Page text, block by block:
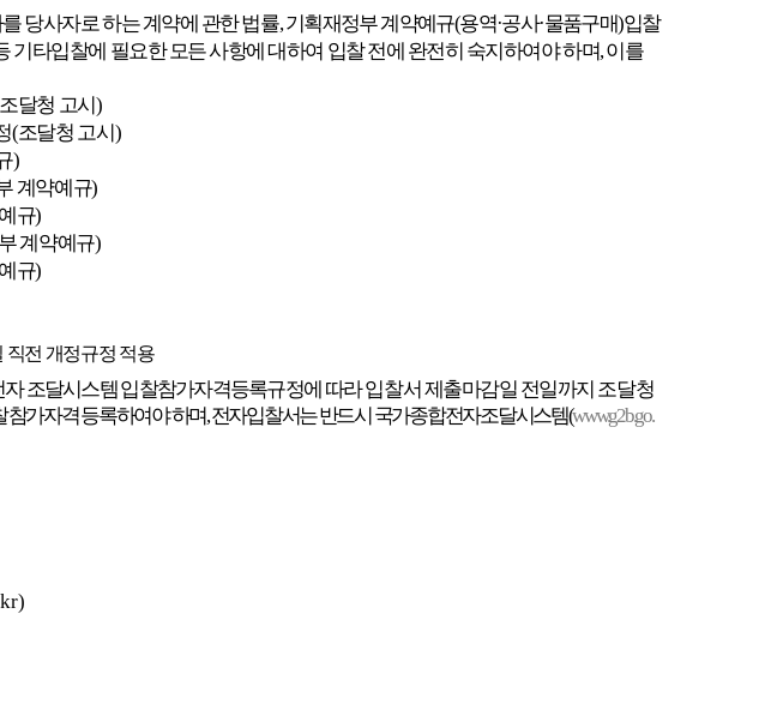
당사자로 하는 계약에 관한 법률, 기획재정부 계약예규(용역·공사·물품구매)입찰
기타입찰에 필요한 모든 사항에 대하여 입찰 전에 완전히 숙지하여야 하며,이를
조달청 고시)
(조달청 고시)
)
계약예규)
규)
계약예규)
규)
직전 개정규정 적용
조달시스템 입찰참가자격등록규정에 따라 입찰서 제출마감일 전일까지 조달청
참가자격 등록하여야 하며,전자입찰서는 반드시 국가종합전자조달시스템(www.g2b.go.